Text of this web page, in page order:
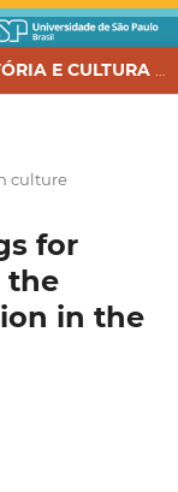
culture
for
the
in the